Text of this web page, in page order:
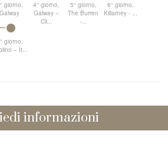
giorno,
Galway
4° giorno,
Galway –
Cli...
5° giorno,
The Burren
-...
6° giorno,
Killarney - ...
giorno,
– It...
informazioni